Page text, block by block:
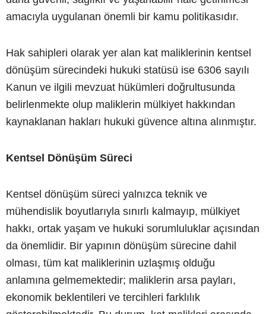
amacıyla uygulanan önemli bir kamu politikasıdır.
Hak sahipleri olarak yer alan kat maliklerinin kentsel
dönüşüm sürecindeki hukuki statüsü ise 6306 sayılı
Kanun ve ilgili mevzuat hükümleri doğrultusunda
belirlenmekte olup maliklerin mülkiyet hakkından
kaynaklanan hakları hukuki güvence altına alınmıştır.
Kentsel Dönüşüm Süreci
Kentsel dönüşüm süreci yalnızca teknik ve
mühendislik boyutlarıyla sınırlı kalmayıp, mülkiyet
hakkı, ortak yaşam ve hukuki sorumluluklar açısından
da önemlidir. Bir yapının dönüşüm sürecine dahil
olması, tüm kat maliklerinin uzlaşmış olduğu
anlamına gelmemektedir; maliklerin arsa payları,
ekonomik beklentileri ve tercihleri farklılık